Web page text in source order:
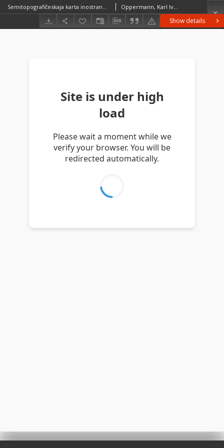
Show details
Semitopografičeskaja karta inostrannym vladeniâm po zapadnoj granice Rossijskoj Imperii : semitopografičeskaja karta Carstva Pol'skago. C I Oppermann, Karl Ivanovič (1765–1831)Rosja. Armiâ. Glavnyj Štab. Voenno-Topografičeskij Otdel